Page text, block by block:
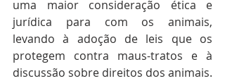
uma maior consideração ética e
jurídica para com os animais,
levando à adoção de leis que os
protegem contra maus-tratos e à
discussão sobre direitos dos animais.